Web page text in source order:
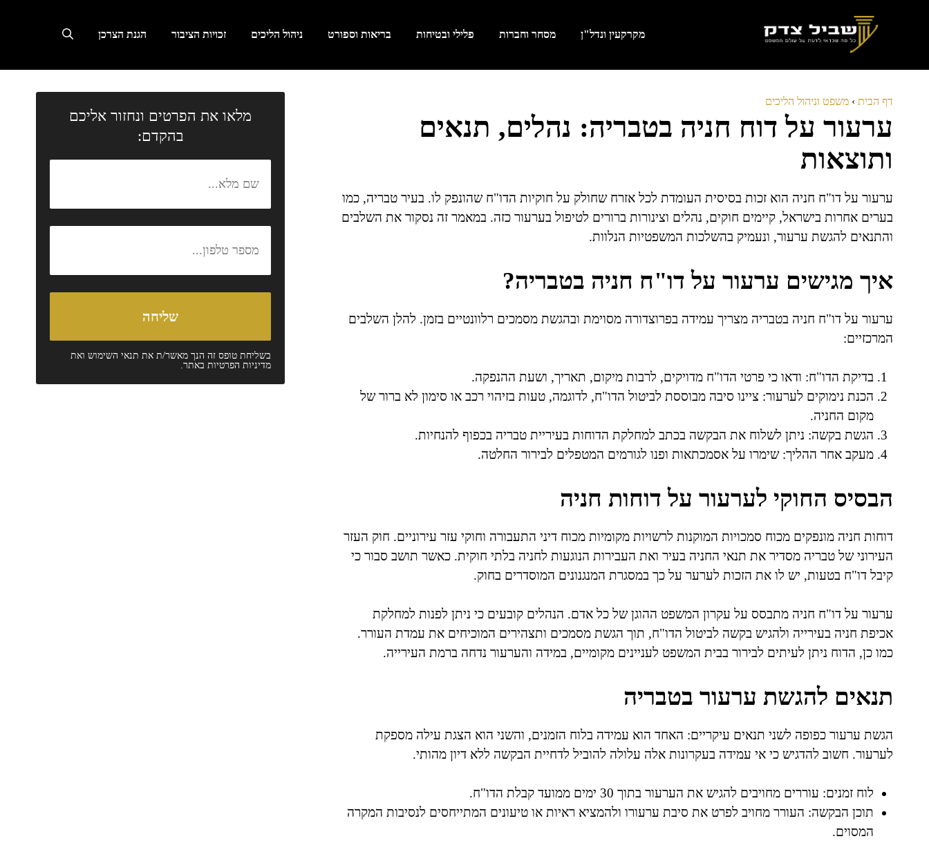
מקרקעין ונדל"ן מסחר וחברות פלילי ובטיחות בריאות וספורט ניהול הליכים זכויות הציבור הגנת הצרכן
דף הבית › משפט וניהול הליכים
ערעור על דוח חניה בטבריה: נהלים, תנאים
ותוצאות
ערעור על דו"ח חניה הוא זכות בסיסית העומדת לכל אזרח שחולק על חוקיות הדו"ח שהונפק לו. בעיר טבריה, כמו
בערים אחרות בישראל, קיימים חוקים, נהלים וצינורות ברורים לטיפול בערעור כזה. במאמר זה נסקור את השלבים
והתנאים להגשת ערעור, ונעמיק בהשלכות המשפטיות הנלוות.
איך מגישים ערעור על דו"ח חניה בטבריה?
ערעור על דו"ח חניה בטבריה מצריך עמידה בפרוצדורה מסוימת ובהגשת מסמכים רלוונטיים בזמן. להלן השלבים
המרכזיים:
בדיקת הדו"ח: ודאו כי פרטי הדו"ח מדויקים, לרבות מיקום, תאריך, ושעת ההנפקה.
הכנת נימוקים לערעור: ציינו סיבה מבוססת לביטול הדו"ח, לדוגמה, טעות בזיהוי רכב או סימון לא ברור של
מקום החניה.
הגשת בקשה: ניתן לשלוח את הבקשה בכתב למחלקת הדוחות בעיריית טבריה בכפוף להנחיות.
מעקב אחר ההליך: שימרו על אסמכתאות ופנו לגורמים המטפלים לבירור החלטה.
הבסיס החוקי לערעור על דוחות חניה
דוחות חניה מונפקים מכוח סמכויות המוקנות לרשויות מקומיות מכוח דיני התעבורה וחוקי עזר עירוניים. חוק העזר
העירוני של טבריה מסדיר את תנאי החניה בעיר ואת העבירות הנוגעות לחניה בלתי חוקית. כאשר תושב סבור כי
קיבל דו"ח בטעות, יש לו את הזכות לערער על כך במסגרת המנגנונים המוסדרים בחוק.
ערעור על דו"ח חניה מתבסס על עקרון המשפט ההוגן של כל אדם. הנהלים קובעים כי ניתן לפנות למחלקת
אכיפת חניה בעירייה ולהגיש בקשה לביטול הדו"ח, תוך הגשת מסמכים ותצהירים המוכיחים את עמדת העורר.
כמו כן, הדוח ניתן לעיתים לבירור בבית המשפט לעניינים מקומיים, במידה והערעור נדחה ברמת העירייה.
תנאים להגשת ערעור בטבריה
הגשת ערעור כפופה לשני תנאים עיקריים: האחד הוא עמידה בלוח הזמנים, והשני הוא הצגת עילה מספקת
לערעור. חשוב להדגיש כי אי עמידה בעקרונות אלה עלולה להוביל לדחיית הבקשה ללא דיון מהותי.
לוח זמנים: עוררים מחויבים להגיש את הערעור בתוך 30 ימים ממועד קבלת הדו"ח.
תוכן הבקשה: העורר מחויב לפרט את סיבת ערעורו ולהמציא ראיות או טיעונים המתייחסים לנסיבות המקרה
המסוים.
מלאו את הפרטים ונחזור אליכם
בהקדם:
בשליחת טופס זה הנך מאשר/ת את תנאי השימושואת
מדיניות הפרטיותבאתר.